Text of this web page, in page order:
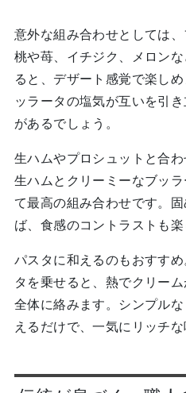
意外な組み合わせとしては、
桃や苺、イチジク、メロン
ると、デザート感覚で楽し
ッラータの塩気が互いを引
があるでしょう。
生ハムやプロシュットと合
生ハムとクリーミーなブッ
て最高の組み合わせです。
ば、食感のコントラストも楽
パスタに和えるのもおすす
タを乗せると、熱でクリー
全体に絡みます。シンプル
えるだけで、一気にリッチ